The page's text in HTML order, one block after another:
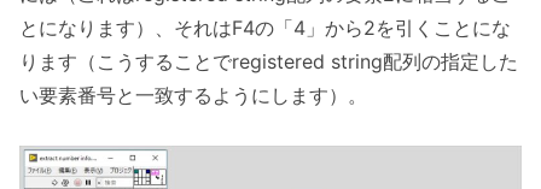
とになります）、それはF4の「4」から2を引くことにな
ります（こうすることでregistered string配列の指定した
い要素番号と一致するようにします）。